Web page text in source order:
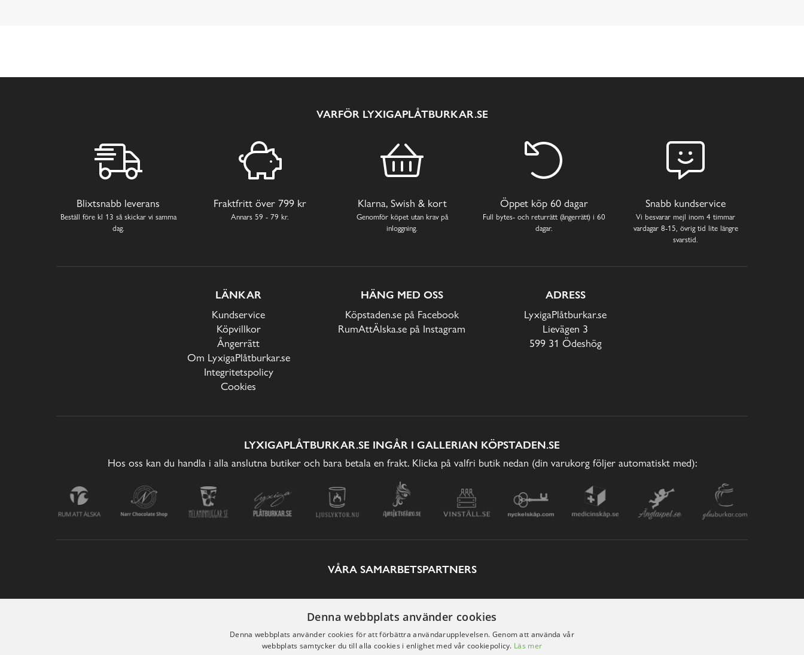
VARFÖR LYXIGAPLÅTBURKAR.SE
Blixtsnabb leverans
Beställ före kl 13 så skickar vi samma
dag.
Fraktfritt över 799 kr
Annars 59 - 79 kr.
Klarna, Swish & kort
Genomför köpet utan krav på
inloggning.
Öppet köp 60 dagar
Full bytes- och returrätt (ångerrätt) i 60
dagar.
Snabb kundservice
Vi besvarar mejl inom 4 timmar
vardagar 8-15, övrig tid lite längre
svarstid.
LÄNKAR
Kundservice
Köpvillkor
Ångerrätt
Om LyxigaPlåtburkar.se
Integritetspolicy
Cookies
HÄNG MED OSS
Köpstaden.se på Facebook
RumAttÄlska.se på Instagram
ADRESS
LyxigaPlåtburkar.se
Lievägen 3
599 31 Ödeshög
LYXIGAPLÅTBURKAR.SE INGÅR I GALLERIAN KÖPSTADEN.SE
Hos oss kan du handla i alla anslutna butiker och bara betala en frakt. Klicka på valfri butik nedan (din varukorg följer automatiskt med):
VÅRA SAMARBETSPARTNERS
Denna webbplats använder cookies
Denna webbplats använder cookies för att förbättra användarupplevelsen. Genom att använda vår
webbplats samtycker du till alla cookies i enlighet med vår cookiepolicy. Läs mer